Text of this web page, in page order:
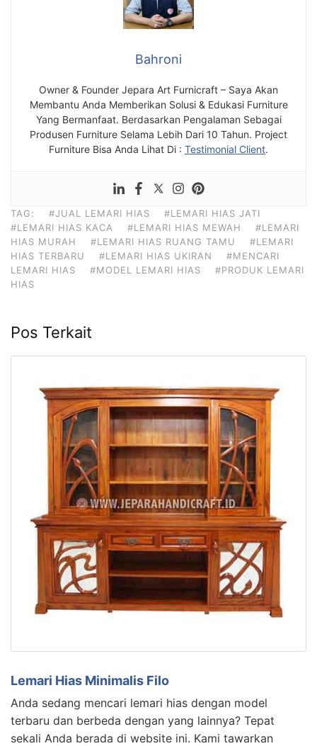
Bahroni
Owner & Founder Jepara Art Furnicraft – Saya Akan
Membantu Anda Memberikan Solusi & Edukasi Furniture
Yang Bermanfaat. Berdasarkan Pengalaman Sebagai
Produsen Furniture Selama Lebih Dari 10 Tahun. Project
Furniture Bisa Anda Lihat Di : Testimonial Client.
TAG: #JUAL LEMARI HIAS
#LEMARI HIAS JATI
#LEMARI HIAS KACA
#LEMARI HIAS MEWAH
#LEMARI
HIAS MURAH
#LEMARI HIAS RUANG TAMU
#LEMARI
HIAS TERBARU
#LEMARI HIAS UKIRAN
#MENCARI
LEMARI HIAS
#MODEL LEMARI HIAS
#PRODUK LEMARI
HIAS
Pos Terkait
Lemari Hias Minimalis Filo
Anda sedang mencari lemari hias dengan model
terbaru dan berbeda dengan yang lainnya? Tepat
sekali Anda berada di website ini. Kami tawarkan